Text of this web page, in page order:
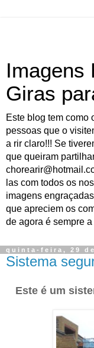
Imagens
Giras
Este blog tem como
pessoas que o
a rir claro!!! Se
que queiram
las com todos os
imagens
que apreciem os
de agora é sempre a
quinta-feira, 29
Sistema
Este é um